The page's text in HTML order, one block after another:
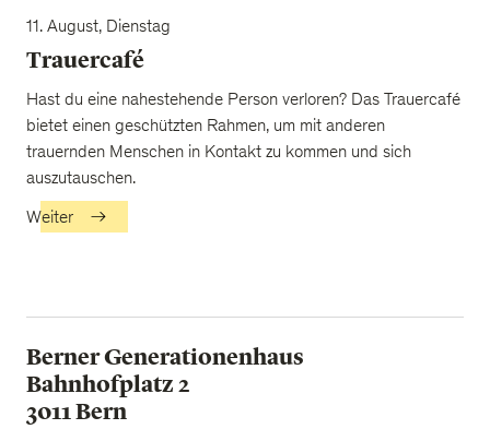
11. August, Dienstag
Trauercafé
Hast du eine nahestehende Person verloren? Das Trauercafé
bietet einen geschützten Rahmen, um mit anderen
trauernden Menschen in Kontakt zu kommen und sich
auszutauschen.
Weiter
Berner Generationenhaus
Bahnhofplatz 2
3011 Bern